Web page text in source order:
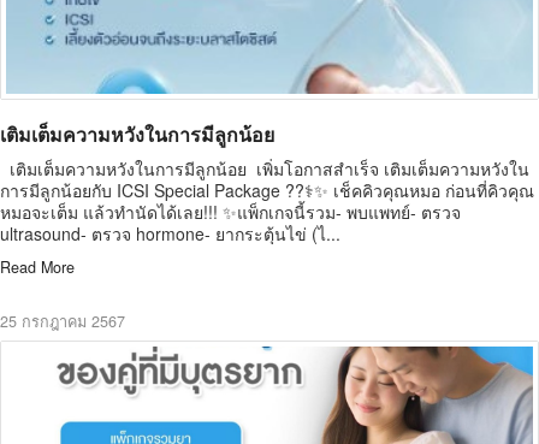
เติมเต็มความหวังในการมีลูกน้อย
เติมเต็มความหวังในการมีลูกน้อย เพิ่มโอกาสสำเร็จ เติมเต็มความหวังใน
การมีลูกน้อยกับ ICSI Special Package ??‍⚕️✨ เช็คคิวคุณหมอ ก่อนที่คิวคุณ
หมอจะเต็ม แล้วทำนัดได้เลย!!! ✨แพ็กเกจนี้รวม- พบแพทย์- ตรวจ
ultrasound- ตรวจ hormone- ยากระตุ้นไข่ (ไ...
Read More
25 กรกฎาคม 2567